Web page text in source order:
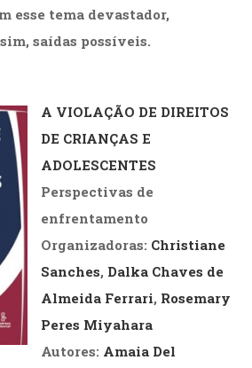
esse tema devastador,
saídas possíveis.
A VIOLAÇÃO DE DIREITOS
DE CRIANÇAS E
ADOLESCENTES
Perspectivas de
enfrentamento
Organizadoras: Christiane
Sanches, Dalka Chaves de
Almeida Ferrari, Rosemary
Peres Miyahara
Autores: Amaia Del